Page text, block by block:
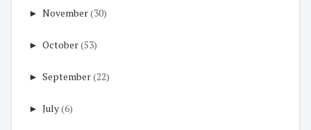
► November(30)
► October(53)
► September(22)
► July(6)